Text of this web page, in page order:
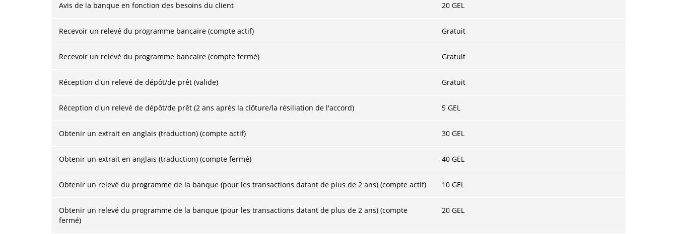
Avis de la banque en fonction des besoins du client 20 GEL
Recevoir un relevé du programme bancaire (compte actif) Gratuit
Recevoir un relevé du programme bancaire (compte fermé) Gratuit
Réception d'un relevé de dépôt/de prêt (valide) Gratuit
Réception d'un relevé de dépôt/de prêt (2 ans après la clôture/la résiliation de l'accord) 5 GEL
Obtenir un extrait en anglais (traduction) (compte actif) 30 GEL
Obtenir un extrait en anglais (traduction) (compte fermé) 40 GEL
Obtenir un relevé du programme de la banque (pour les transactions datant de plus de 2 ans) (compte actif) 10 GEL
Obtenir un relevé du programme de la banque (pour les transactions datant de plus de 2 ans) (compte
fermé)
20 GEL